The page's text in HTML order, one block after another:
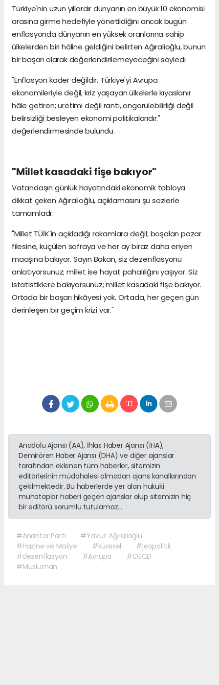
Türkiye'nin uzun yıllardır dünyanın en büyük 10 ekonomisi
arasına girme hedefiyle yönetildiğini ancak bugün
enflasyonda dünyanın en yüksek oranlarına sahip
ülkelerden biri hâline geldiğini belirten Ağıralioğlu, bunun
bir başarı olarak değerlendirilemeyeceğini söyledi.
"Enflasyon kader değildir. Türkiye'yi Avrupa
ekonomileriyle değil, kriz yaşayan ülkelerle kıyaslanır
hâle getiren; üretimi değil rantı, öngörülebilirliği değil
belirsizliği besleyen ekonomi politikalarıdır."
değerlendirmesinde bulundu.
"Millet kasadaki fişe bakıyor"
Vatandaşın günlük hayatındaki ekonomik tabloya
dikkat çeken Ağıralioğlu, açıklamasını şu sözlerle
tamamladı:
"Millet TÜİK'in açıkladığı rakamlara değil; boşalan pazar
filesine, küçülen sofraya ve her ay biraz daha eriyen
maaşına bakıyor. Sayın Bakan, siz dezenflasyonu
anlatıyorsunuz; millet ise hayat pahalılığını yaşıyor. Siz
istatistiklere bakıyorsunuz; millet kasadaki fişe bakıyor.
Ortada bir başarı hikâyesi yok. Ortada, her geçen gün
derinleşen bir geçim krizi var."
Anadolu Ajansı (AA), İhlas Haber Ajansı (İHA),
Demirören Haber Ajansı (DHA) ve diğer ajanslar
tarafından eklenen tüm haberler, sitemizin
editörlerinin müdahalesi olmadan ajans kanallarından
çekilmektedir. Bu haberlerde yer alan hukuki
muhataplar haberi geçen ajanslar olup sitemizin hiç
bir editörü sorumlu tutulamaz...
#Anahtar Parti
#Yavuz Ağıralioğlu
#Hazine ve Maliye
#küresel
#jeopolitik
#dezenflasyon
#Avrupa
#OECD
#Müslüman